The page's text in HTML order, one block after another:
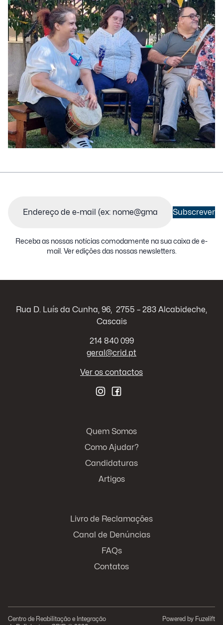
Subscrever
Receba as nossas notícias comodamente na sua caixa de e-
mail. Ver edições das nossas newsletters.
Rua D. Luís da Cunha, 96, 2755 – 283 Alcabideche,
Cascais
214 840 099
geral@crid.pt
Ver os contactos
Quem Somos
Como Ajudar?
Candidaturas
Artigos
Livro de Reclamações
Canal de Denúncias
FAQs
Contatos
Centro de Reabilitação e Integração
Powered by Fuzelift